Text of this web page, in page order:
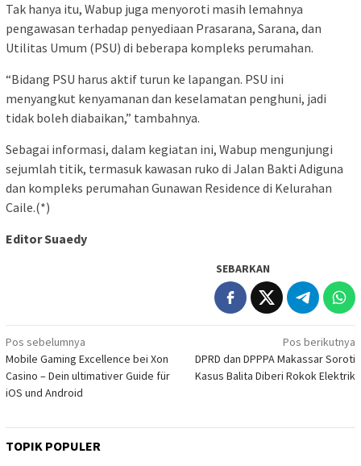
Tak hanya itu, Wabup juga menyoroti masih lemahnya
pengawasan terhadap penyediaan Prasarana, Sarana, dan
Utilitas Umum (PSU) di beberapa kompleks perumahan.
“Bidang PSU harus aktif turun ke lapangan. PSU ini
menyangkut kenyamanan dan keselamatan penghuni, jadi
tidak boleh diabaikan,” tambahnya.
Sebagai informasi, dalam kegiatan ini, Wabup mengunjungi
sejumlah titik, termasuk kawasan ruko di Jalan Bakti Adiguna
dan kompleks perumahan Gunawan Residence di Kelurahan
Caile.(*)
Editor Suaedy
SEBARKAN
Navigasi
pos
Pos sebelumnya
Mobile Gaming Excellence bei Xon
Casino – Dein ultimativer Guide für
iOS und Android
Pos berikutnya
DPRD dan DPPPA Makassar Soroti
Kasus Balita Diberi Rokok Elektrik
TOPIK POPULER